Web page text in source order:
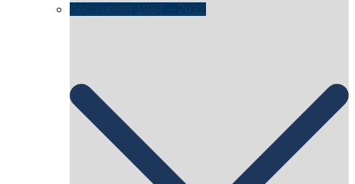
documenta 1987 – 2022